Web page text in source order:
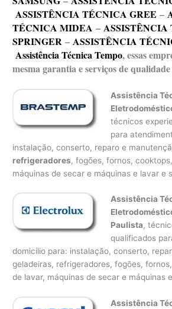
ASSISTÊNCIA TÉCNICA GREE –
TÉCNICA MIDEA –ASSISTÊNCIA
SPRINGER –ASSISTÊNCIA
Assistência Técnica Tempo, essas
mesma garantia e serviços de
Assistência
técnicos
para
instalação, conserto, reparo e
refrigeradores, fogões, fornos,
máquinas de secar e máquinas e lavar e
Assistência
Paulista,
qualificados
domicílio para: instalação, conserto,
geladeiras, refrigeradores, fogões,
de lavar, máquinas de secar e máquinas
Assistência